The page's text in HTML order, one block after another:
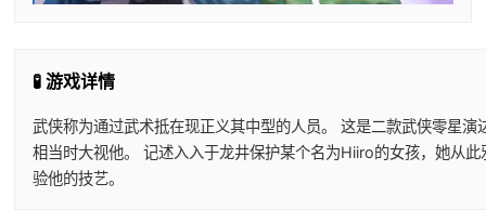
🧪 游戏详情
武侠称为通过武术抵在现正义其中型的人员。 这是二款武侠零星
相当时大视他。 记述入入于龙井保护某个名为Hiiro的女孩，她从
验他的技艺。